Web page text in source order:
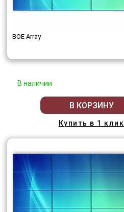
BOE Array
В наличии
В КОРЗИНУ
Купить в 1 клик